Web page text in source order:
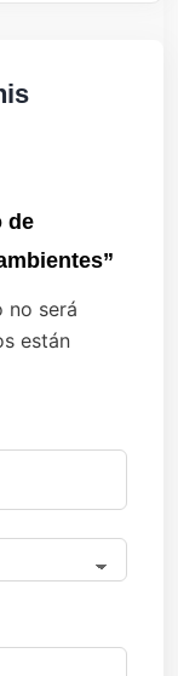
de
no será
están